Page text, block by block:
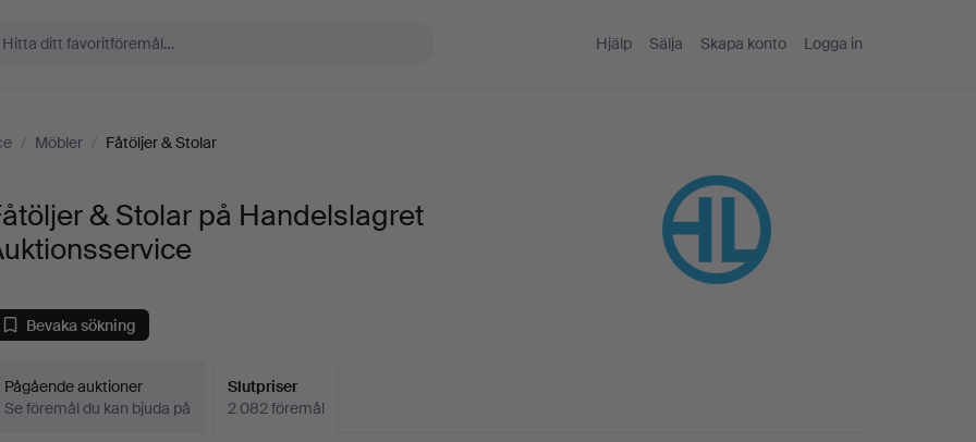
Hjälp Sälja Skapa konto Logga in
/ Möbler / Fåtöljer & Stolar
& Stolar på Handelslagret
Bevaka sökning
Pågående auktioner
Se föremål du kan bjuda på
Slutpriser
2 082 föremål